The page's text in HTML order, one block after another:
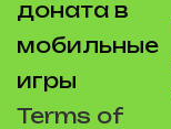
доната в
мобильные
игры
Terms of